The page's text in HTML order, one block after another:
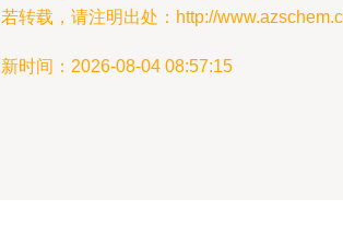
转载，请注明出处：http://
时间：2026-08-04 08:57:15